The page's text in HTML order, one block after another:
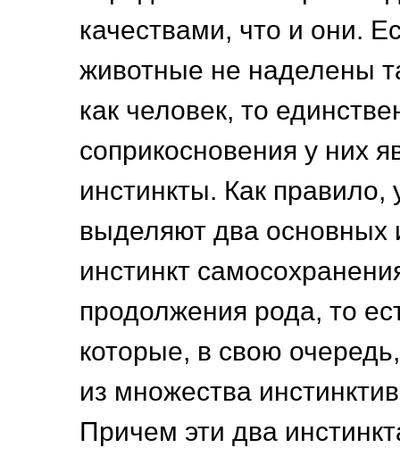
качествами, что и они.
животные не наделены
как человек, то
соприкосновения у них
инстинкты. Как правило,
выделяют два основных
инстинкт
продолжения рода, то
которые, в свою
из множества
Причем эти два